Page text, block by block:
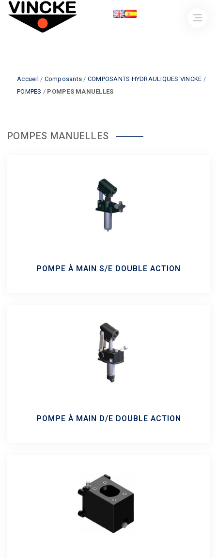
Accueil / Composants / COMPOSANTS HYDRAULIQUES VINCKE /
POMPES / POMPES MANUELLES
POMPES MANUELLES
POMPE À MAIN S/E DOUBLE ACTION
POMPE À MAIN D/E DOUBLE ACTION